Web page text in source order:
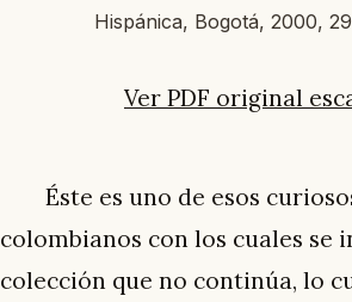
Hispánica, Bogotá, 2000,
Ver PDF original
Éste es uno de esos
colombianos con los cuales se
colección que no continúa, lo